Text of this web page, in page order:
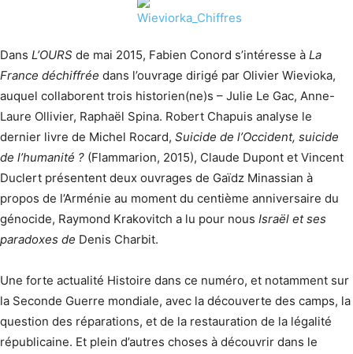
Dans L’OURS de mai 2015, Fabien Conord s’intéresse à La
France déchiffrée dans l’ouvrage dirigé par Olivier Wievioka,
auquel collaborent trois historien(ne)s – Julie Le Gac, Anne-
Laure Ollivier, Raphaël Spina. Robert Chapuis analyse le
dernier livre de Michel Rocard, Suicide de l’Occident, suicide
de l’humanité ? (Flammarion, 2015), Claude Dupont et Vincent
Duclert présentent deux ouvrages de Gaïdz Minassian à
propos de l’Arménie au moment du centième anniversaire du
génocide, Raymond Krakovitch a lu pour nous Israël et ses
paradoxes de Denis Charbit.
Une forte actualité Histoire dans ce numéro, et notamment sur
la Seconde Guerre mondiale, avec la découverte des camps, la
question des réparations, et de la restauration de la légalité
républicaine. Et plein d’autres choses à découvrir dans le